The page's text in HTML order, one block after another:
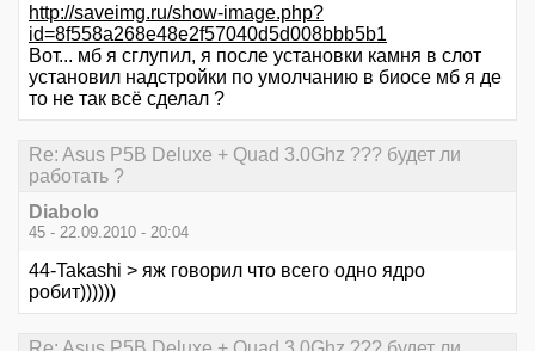
http://saveimg.ru/show-image.php?
id=8f558a268e48e2f57040d5d008bbb5b1
Вот... мб я сглупил, я после установки камня в слот
установил надстройки по умолчанию в биосе мб я де
то не так всё сделал ?
Re: Asus P5B Deluxe + Quad 3.0Ghz ??? будет ли
работать ?
Diabolo
45 - 22.09.2010 - 20:04
44-Takashi > яж говорил что всего одно ядро
робит))))))